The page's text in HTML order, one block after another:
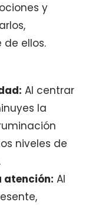
y
ellos.
Al centrar
la
niveles de
atención: Al